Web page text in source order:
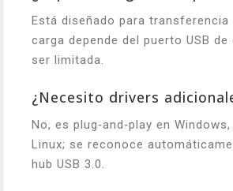
Está diseñado para transferencia
carga depende del puerto USB de
ser limitada.
¿Necesito drivers
No, es plug‑and‑play en
Linux; se reconoce
hub USB 3.0.